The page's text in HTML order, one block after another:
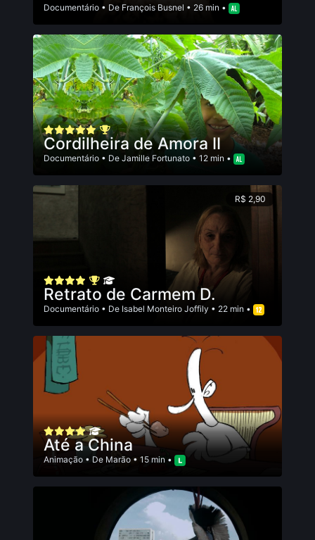
Documentário • De François Busnel • 26 min •
Cordilheira de Amora II
Documentário • De Jamille Fortunato • 12 min •
R$ 2,90
Retrato de Carmem D.
Documentário • De Isabel Monteiro Joffily • 22 min •
Até a China
Animação • De Marão • 15 min •